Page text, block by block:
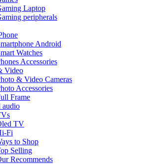
Laptop
peripherals
Android
Watches
Accessories
Video
& Video Cameras
Accessories
Frame
audio
TV
Fi
to Shop
Selling
Recommends